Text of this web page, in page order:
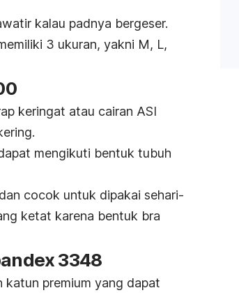
kalau padnya bergeser.
3 ukuran, yakni M, L,
keringat atau cairan ASI
mengikuti bentuk tubuh
cocok untuk dipakai sehari-
ketat karena bentuk bra
3348
premium yang dapat